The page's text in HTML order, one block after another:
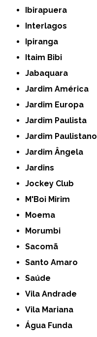
Ibirapuera
Interlagos
Ipiranga
Itaim Bibi
Jabaquara
Jardim América
Jardim Europa
Jardim Paulista
Jardim Paulistano
Jardim Ângela
Jardins
Jockey Club
M'Boi Mirim
Moema
Morumbi
Sacomã
Santo Amaro
Saúde
Vila Andrade
Vila Mariana
Água Funda